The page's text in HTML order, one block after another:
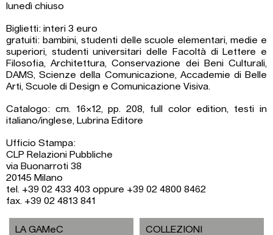
lunedì chiuso
Biglietti: interi 3 euro
gratuiti: bambini, studenti delle scuole elementari, medie e
superiori, studenti universitari delle Facoltà di Lettere e
Filosofia, Architettura, Conservazione dei Beni Culturali,
DAMS, Scienze della Comunicazione, Accademie di Belle
Arti, Scuole di Design e Comunicazione Visiva.
Catalogo: cm. 16×12, pp. 208, full color edition, testi in
italiano/inglese, Lubrina Editore
Ufficio Stampa:
CLP Relazioni Pubbliche
via Buonarroti 38
20145 Milano
tel. +39 02 433 403 oppure +39 02 4800 8462
fax. +39 02 4813 841
LA GAMeC
COLLEZIONI